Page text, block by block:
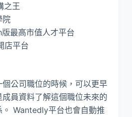
之王
院
最高市值人才平台
店平台
公司職位的時候，可以更早
員資料了解這個職位未來的
。 Wantedly平台也會自動推